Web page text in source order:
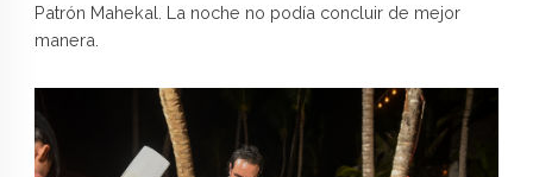
Patrón Mahekal. La noche no podía concluir de mejor
manera.